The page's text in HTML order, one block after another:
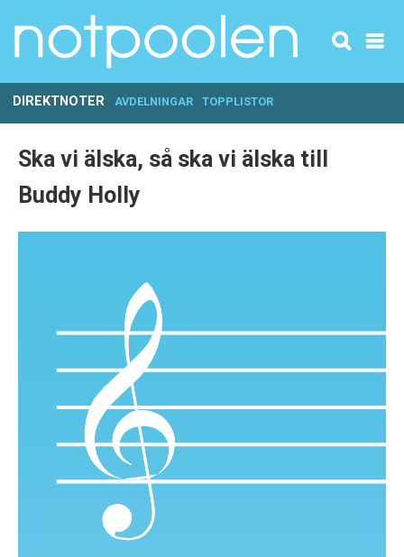
DIREKTNOTER AVDELNINGAR TOPPLISTOR
Ska vi älska, så ska vi älska till
Buddy Holly